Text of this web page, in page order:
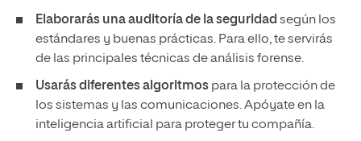
Elaborarás una auditoría de la seguridad según los
estándares y buenas prácticas. Para ello, te servirás
de las principales técnicas de análisis forense.
Usarás diferentes algoritmos para la protección de
los sistemas y las comunicaciones. Apóyate en la
inteligencia artificial para proteger tu compañía.